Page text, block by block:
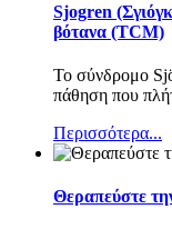
Sjogren
βότανα (TCM)
Το σύνδρομο
πάθηση που
Περισσότερα...
Θεραπεύστε